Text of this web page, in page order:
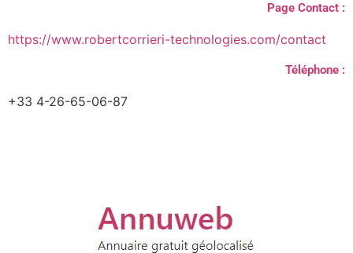
Page Contact :
https://www.robertcorrieri-technologies.com/contact
Téléphone :
+33 4-26-65-06-87